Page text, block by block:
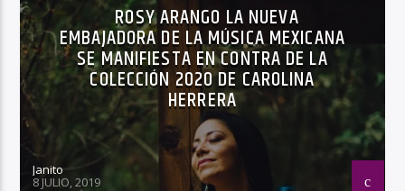
ROSY ARANGO LA NUEVA
EMBAJADORA DE LA MÚSICA MEXICANA
SE MANIFIESTA EN CONTRA DE LA
COLECCIÓN 2020 DE CAROLINA
HERRERA
Janito
8 JULIO, 2019